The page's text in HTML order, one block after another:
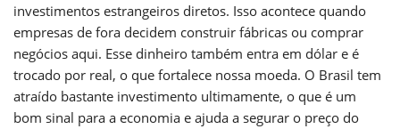
investimentos estrangeiros diretos. Isso acontece quando
empresas de fora decidem construir fábricas ou comprar
negócios aqui. Esse dinheiro também entra em dólar e é
trocado por real, o que fortalece nossa moeda. O Brasil tem
atraído bastante investimento ultimamente, o que é um
bom sinal para a economia e ajuda a segurar o preço do